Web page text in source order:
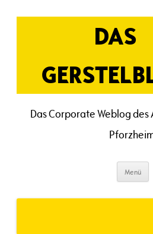
Inhalt
DAS
Das Corporate Weblog des
Menü